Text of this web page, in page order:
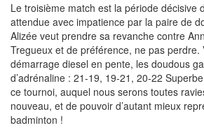
Le troisième match est la période décisive
attendue avec impatience par la paire de
Alizée veut prendre sa revanche contre
Tregueux et de préférence, ne pas
démarrage diesel en pente, les doudous
d’adrénaline : 21-19, 19-21, 20-22
ce tournoi, auquel nous serons toutes
nouveau, et de pouvoir d’autant mieux
badminton !